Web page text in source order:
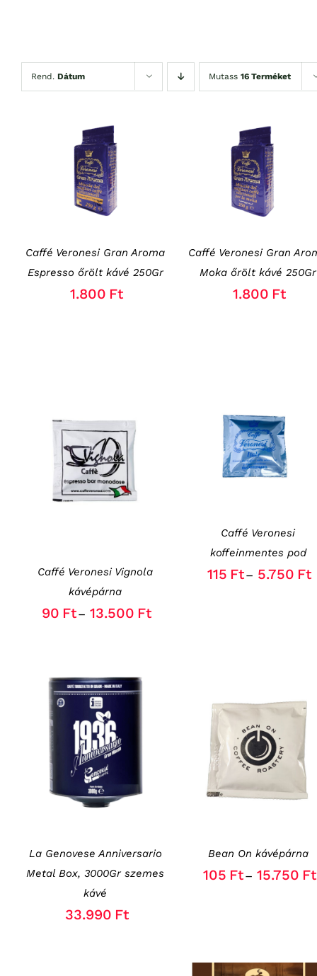
Rend. Dátum Mutass 16 Terméket
KOSÁRBA TESZEM
RÉSZLETEK
Caffé Veronesi Gran Aroma
Espresso őrölt kávé 250Gr
1.800 Ft
KOSÁRBA TESZEM
RÉSZLETEK
Caffé Veronesi Gran
Moka őrölt kávé 250Gr
1.800 Ft
OPCIÓK VÁLASZTÁSA
THIS
PRODUCT
HAS
MAY
BE
CHOSEN
ON
/ RÉSZLETEK
Caffé Veronesi Vignola
kávépárna
90 Ft–13.500 Ft
OPCIÓK VÁLASZTÁSA
THIS
PRODUCT
THE
OPTIONS
MAY
BE
CHOSEN
/ RÉSZLETEK
Caffé Veronesi
koffeinmentes pod
115 Ft– 5.750 Ft
KOSÁRBA TESZEM
RÉSZLETEK
La Genovese Anniversario
Metal Box, 3000Gr szemes
kávé
33.990 Ft
OPCIÓK VÁLASZTÁSA
THIS
PRODUCT
HAS
MULTIPLE
MAY
BE
CHOSEN
RÉSZLETEK
Bean On kávépárna
105 Ft– 15.750 Ft